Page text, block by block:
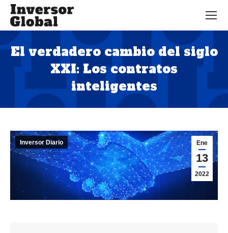
El verdadero cambio del siglo
XXI: Los contratos
inteligentes
Estás aquí:
Ene
13
2022
Inversor Diario